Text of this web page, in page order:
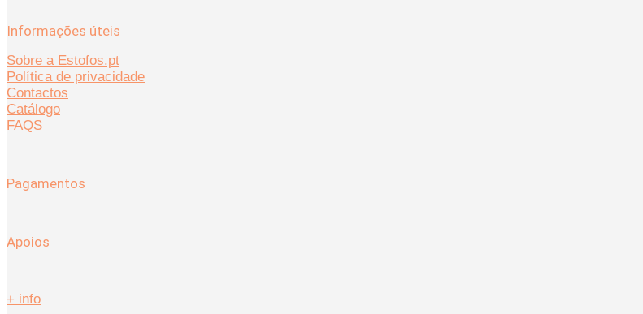
Informações úteis
Sobre a Estofos.pt
Política de privacidade
Contactos
Catálogo
FAQS
Pagamentos
Apoios
+ info